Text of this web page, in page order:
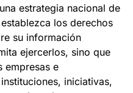
estrategia nacional de
los derechos
su información
ejercerlos, sino que
empresas e
iniciativas,